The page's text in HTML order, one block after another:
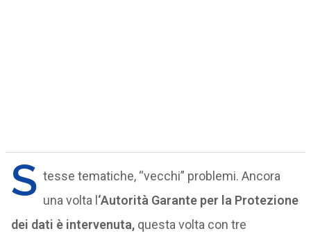
S tesse tematiche, “vecchi” problemi. Ancora
una volta l ‘Autorità Garante per la Protezione
dei dati è intervenuta,questa volta con tre